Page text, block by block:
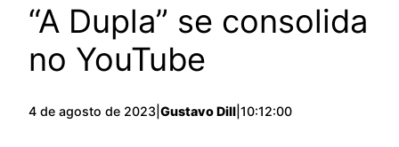
“A Dupla” se consolida
no YouTube
4 de agosto de 2023 Gustavo Dill 10:12:00